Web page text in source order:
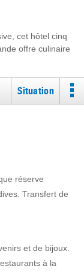
cet hôtel cinq
offre culinaire
Situation
réserve
Transfert de
et de bijoux.
à la